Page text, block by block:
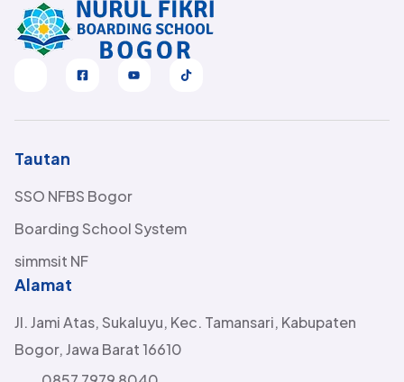
Tautan
SSO NFBS Bogor
Boarding School System
simmsit NF
Alamat
Jl. Jami Atas, Sukaluyu, Kec. Tamansari, Kabupaten
Bogor, Jawa Barat 16610